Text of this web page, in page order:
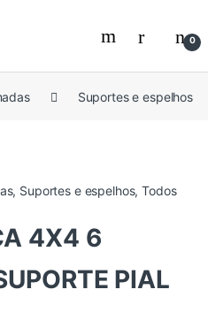
0
Suportes e espelhos
, Suportes e espelhos,Todos
4X4 6
PIAL